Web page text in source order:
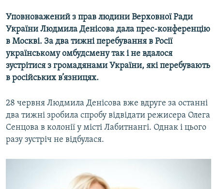
ДОЛУЧАЙСЯ!
Уповноважений з прав людини Верховної Ради
України Людмила Денісова дала прес-конференцію
в Москві. За два тижні перебування в Росії
українському омбудсмену так і не вдалося
зустрітися з громадянами України, які перебувають
в російських в’язницях.
28 червня Людмила Денісова вже вдруге за останні
два тижні зробила спробу відвідати режисера Олега
Сенцова в колонії у місті Лабитнангі. Однак і цього
разу зустріч не відбулася.